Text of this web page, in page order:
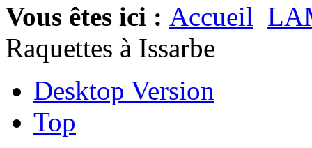
Vous êtes ici : Accueil
Raquettes à Issarbe
Desktop Version
Top